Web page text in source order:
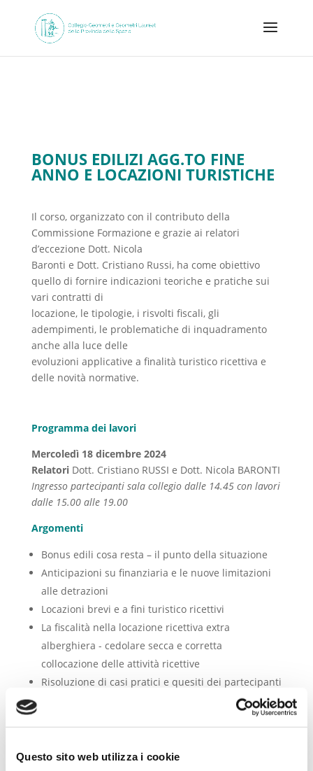
Questo sito web utilizza i cookie
BONUS EDILIZI AGG.TO FINE
ANNO E LOCAZIONI TURISTICHE
Il corso, organizzato con il contributo della
Commissione Formazione e grazie ai relatori
d’eccezione Dott. Nicola
Baronti e Dott. Cristiano Russi, ha come obiettivo
quello di fornire indicazioni teoriche e pratiche sui
vari contratti di
locazione, le tipologie, i risvolti fiscali, gli
adempimenti, le problematiche di inquadramento
anche alla luce delle
evoluzioni applicative a finalità turistico ricettiva e
delle novità normative.
Programma dei lavori
Mercoledì 18 dicembre 2024
RelatoriDott. Cristiano RUSSI e Dott. Nicola BARONTI
Ingresso partecipanti sala collegio dalle 14.45 con lavori
dalle 15.00 alle 19.00
Argomenti
Bonus edili cosa resta – il punto della situazione
Anticipazioni su finanziaria e le nuove limitazioni
alle detrazioni
Locazioni brevi e a fini turistico ricettivi
La fiscalità nella locazione ricettiva extra
alberghiera - cedolare secca e corretta
collocazione delle attività ricettive
Risoluzione di casi pratici e quesiti dei partecipanti
Il corso
complessiva di ore 4 per un numero di crediti pari a
permanenza in sala